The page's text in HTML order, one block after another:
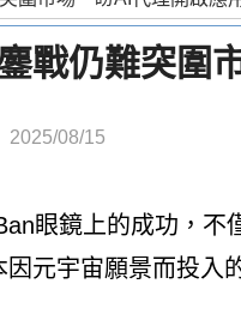
戰仍難突
2025/08/15
眼鏡上的成功，
元宇宙願景而投入